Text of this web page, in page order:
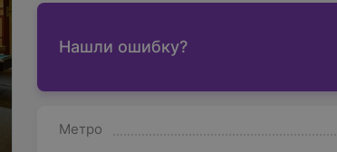
Нашли ошибку?
Метро